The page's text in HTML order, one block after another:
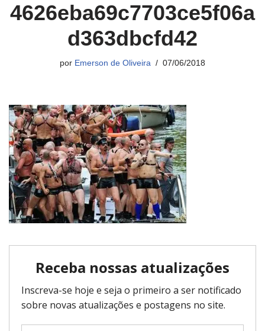
4626eba69c7703ce5f06a
d363dbcfd42
por Emerson de Oliveira 07/06/2018